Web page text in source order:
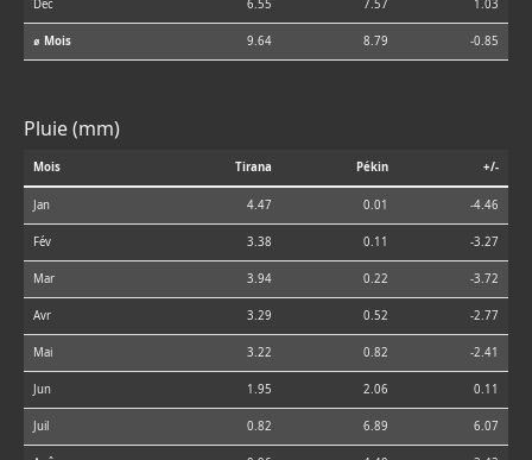
Déc 6.55 7.57 1.03
⌀ Mois 9.64 8.79 -0.85
Pluie (mm)
Mois Tirana Pékin +/-
Jan 4.47 0.01 -4.46
Fév 3.38 0.11 -3.27
Mar 3.94 0.22 -3.72
Avr 3.29 0.52 -2.77
Mai 3.22 0.82 -2.41
Jun 1.95 2.06 0.11
Juil 0.82 6.89 6.07